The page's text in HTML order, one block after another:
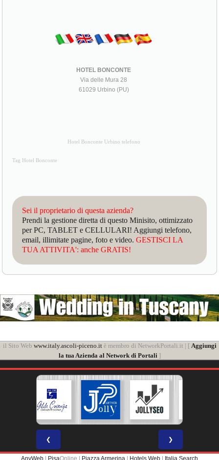
HOTEL BONCONTE
Via delle Mura 28
61029 Urbino (PU)
Hotel Bonconte Urbino telefono
Tag Hotel Bonconte
Sei il proprietario di questa azienda?
Prendi la gestione diretta di questo Minisito, ottimizzato
per PC, TABLET e CELLULARI! Aggiungi telefono,
email, illimitate pagine, foto e video.GESTISCI LA
TUA ATTIVITA': anche GRATIS!
il Sito Web www.italy.ascoli-piceno.itè membro di NetworkPortali.it | [ Aggiungi
la tua Azienda al Network di Portali]
❮ ❯
AnyWeb PisaOnline | Piazza Armerina Hotels Web Italia Search